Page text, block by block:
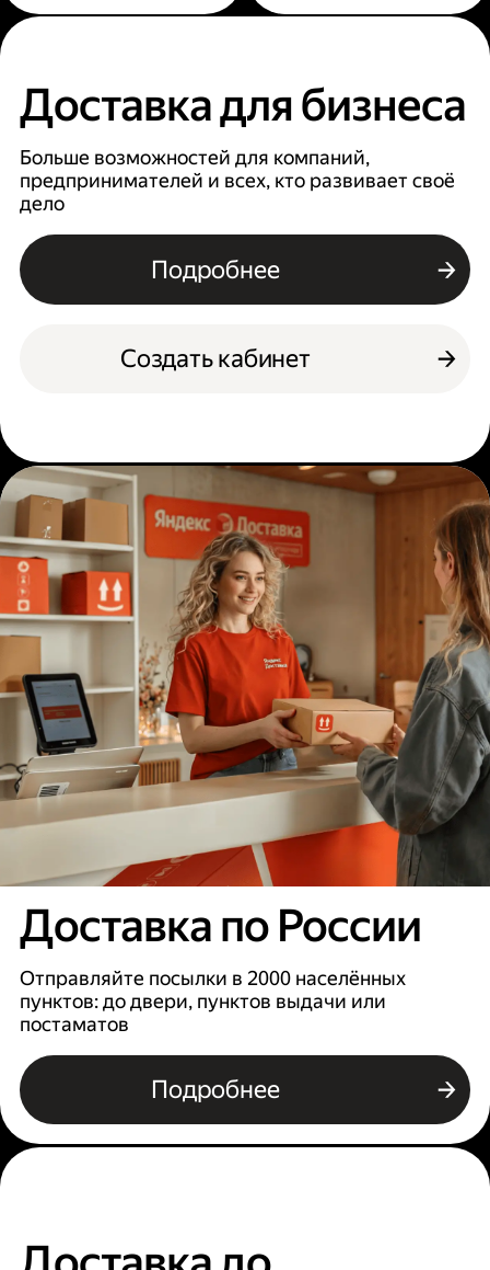
Доставка для бизнеса
Больше возможностей для компаний,
предпринимателей и всех, кто развивает своё
дело
Подробнее
Создать кабинет
Доставка по России
Отправляйте посылки в 2000 населённых
пунктов: до двери, пунктов выдачи или
постаматов
Подробнее